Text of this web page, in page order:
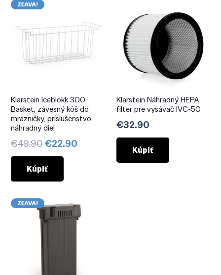
ZĽAVA!
Klarstein Iceblokk 300
Basket, závesný kôš do
mrazničky, príslušenstvo,
náhradný diel
€49.90Pôvodná
cena
bola:
€49.90.
€22.90 Aktuálna
Kúpiť
Klarstein Náhradný HEPA
filter pre vysávač IVC-50
€32.90
Kúpiť
ZĽAVA!